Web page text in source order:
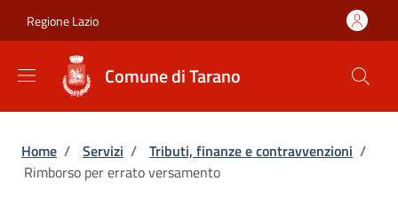
Regione Lazio
Comune di Tarano
Briciole di pane
Home / Servizi / Tributi, finanze e contravvenzioni /
Rimborso per errato versamento